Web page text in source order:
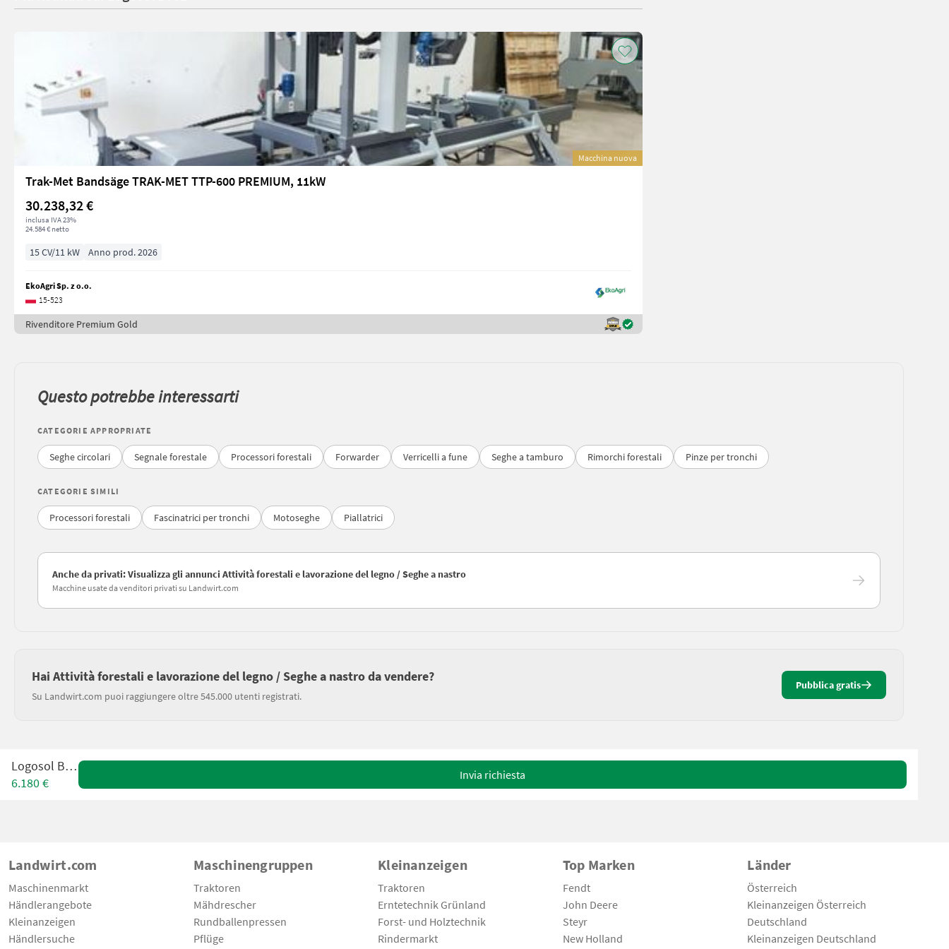
Macchina nuova
Trak-Met Bandsäge TRAK-MET TTP-600 PREMIUM, 11kW
30.238,32 €
inclusa IVA 23%
24.584 € netto
15 CV/11 kW Anno prod. 2026
EkoAgri Sp. z o.o.
15-523
Rivenditore Premium Gold
Questo potrebbe interessarti
CATEGORIE APPROPRIATE
Seghe circolari Segnale forestale Processori forestali Forwarder Verricelli a fune Seghe a tamburo Rimorchi forestali Pinze per tronchi
CATEGORIE SIMILI
Processori forestali Fascinatrici per tronchi Motoseghe Piallatrici
Anche da privati: Visualizza gli annunci Attività forestali e lavorazione del legno / Seghe a nastro
Macchine usate da venditori privati su Landwirt.com
Hai Attività forestali e lavorazione del legno / Seghe a nastro da vendere?
Su Landwirt.com puoi raggiungere oltre 545.000 utenti registrati.
Pubblica gratis
Logosol B701
6.180 €
Invia richiesta
Landwirt.com
Maschinenmarkt
Händlerangebote
Kleinanzeigen
Händlersuche
Maschinengruppen
Traktoren
Mähdrescher
Rundballenpressen
Pflüge
Kleinanzeigen
Traktoren
Erntetechnik Grünland
Forst- und Holztechnik
Rindermarkt
Top Marken
Fendt
John Deere
Steyr
New Holland
Länder
Österreich
Kleinanzeigen Österreich
Deutschland
Kleinanzeigen Deutschland